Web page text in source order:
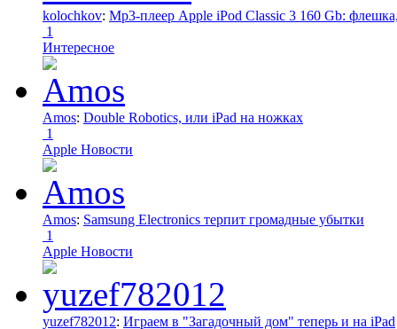
kolochkov: Mp3-плеер Apple iPod Classic 3 160 Gb:
1
Интересное
Amos: Double Robotics, или iPad на ножках
1
Apple Новости
Amos: Samsung Electronics терпит громадные убытки
1
Apple Новости
yuzef782012: Играем в "Загадочный дом" теперь и на iPad